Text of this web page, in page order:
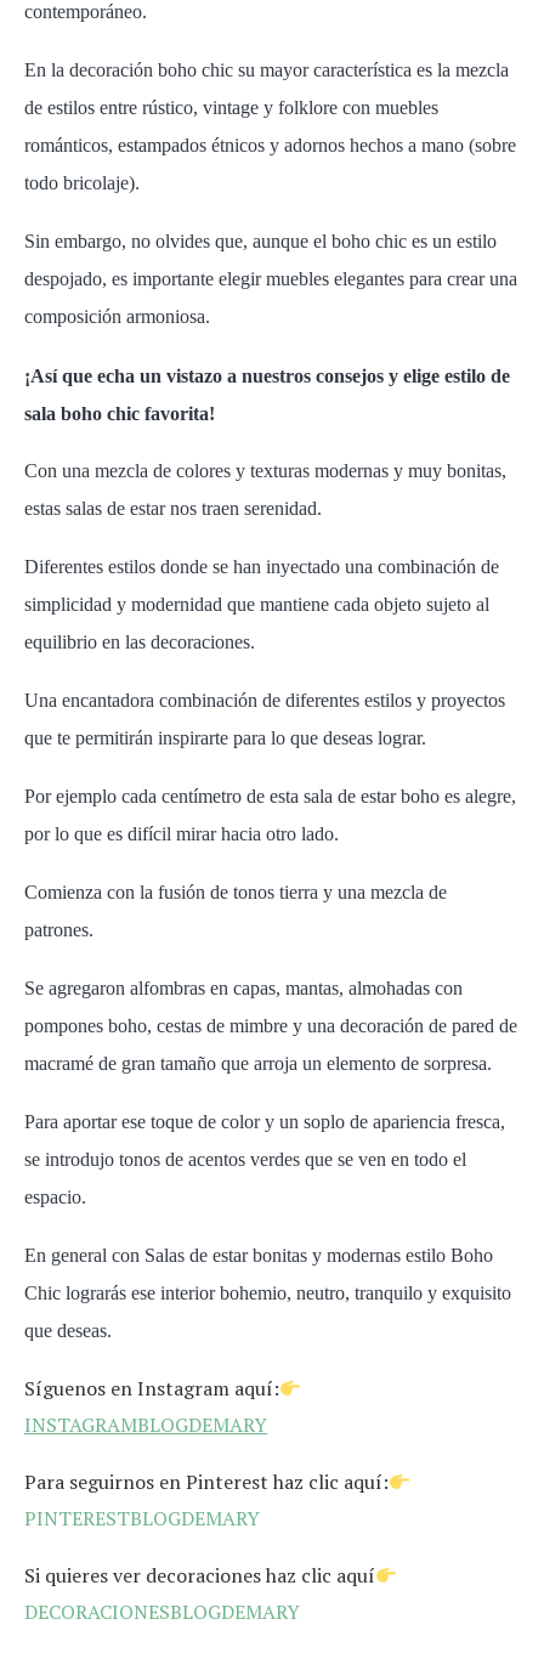
contemporáneo.
En la decoración boho chic su mayor característica es la mezcla
de estilos entre rústico, vintage y folklore con muebles
románticos, estampados étnicos y adornos hechos a mano (sobre
todo bricolaje).
Sin embargo, no olvides que, aunque el boho chic es un estilo
despojado, es importante elegir muebles elegantes para crear una
composición armoniosa.
¡Así que echa un vistazo a nuestros consejos y elige estilo de
sala boho chic favorita!
Con una mezcla de colores y texturas modernas y muy bonitas,
estas salas de estarnos traen serenidad.
Diferentes estilos donde se han inyectado una combinación de
simplicidad y modernidad que mantiene cada objeto sujeto al
equilibrio en las decoraciones.
Una encantadora combinación de diferentes estilos y proyectos
que te permitirán inspirarte para lo que deseas lograr.
Por ejemplo cada centímetro de esta sala de estar boho es alegre,
por lo que es difícil mirar hacia otro lado.
Comienza con la fusión de tonos tierra y una mezcla de
patrones.
Se agregaron alfombras en capas, mantas, almohadas con
pompones boho, cestas de mimbre y una decoración de pared de
macramé de gran tamaño que arroja un elemento de sorpresa.
Para aportar ese toque de color y un soplo de apariencia fresca,
se introdujo tonos de acentos verdes que se ven en todo el
espacio.
En general con Salas de estar bonitas y modernas estilo Boho
Chic lograrás ese interior bohemio, neutro, tranquilo y exquisito
que deseas.
Síguenos en Instagram aquí:
INSTAGRAMBLOGDEMARY
Para seguirnos en Pinterest haz clic aquí:
PINTERESTBLOGDEMARY
Si quieres ver decoraciones haz clic aquí
DECORACIONESBLOGDEMARY